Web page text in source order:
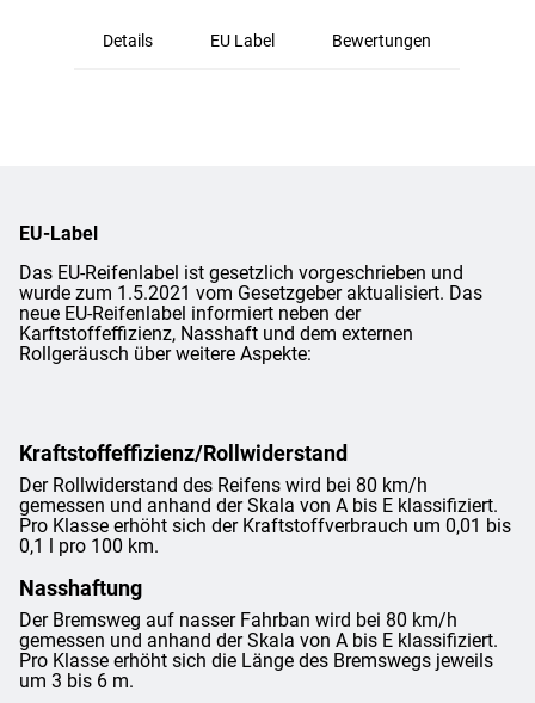
Details EU Label Bewertungen
EU-Label
Das EU-Reifenlabel ist gesetzlich vorgeschrieben und
wurde zum 1.5.2021 vom Gesetzgeber aktualisiert. Das
neue EU-Reifenlabel informiert neben der
Karftstoffeffizienz, Nasshaft und dem externen
Rollgeräusch über weitere Aspekte:
Kraftstoffeffizienz/Rollwiderstand
Der Rollwiderstand des Reifens wird bei 80 km/h
gemessen und anhand der Skala von A bis E klassifiziert.
Pro Klasse erhöht sich der Kraftstoffverbrauch um 0,01 bis
0,1 l pro 100 km.
Nasshaftung
Der Bremsweg auf nasser Fahrban wird bei 80 km/h
gemessen und anhand der Skala von A bis E klassifiziert.
Pro Klasse erhöht sich die Länge des Bremswegs jeweils
um 3 bis 6 m.